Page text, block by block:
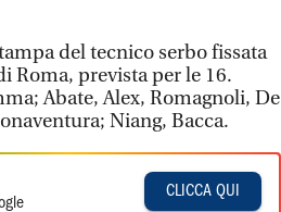
del tecnico serbo fissata
Roma, prevista per le 16.
Abate, Alex, Romagnoli, De
Niang, Bacca.
CLICCA QUI